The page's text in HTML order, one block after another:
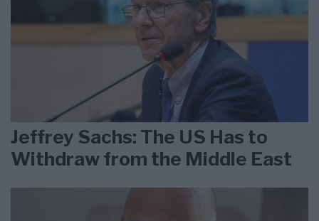
Jeffrey Sachs: The US Has to
Withdraw from the Middle East